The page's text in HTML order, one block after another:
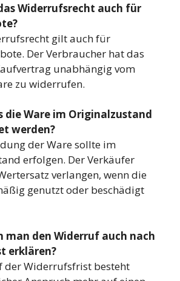
Widerrufsrecht auch für
gilt auch für
Der Verbraucher hat das
unabhängig vom
zu widerrufen.
die Ware im Originalzustand
werden?
der Ware sollte im
erfolgen. Der Verkäufer
verlangen, wenn die
genutzt oder beschädigt
man den Widerruf auch nach
erklären?
der Widerrufsfrist besteht